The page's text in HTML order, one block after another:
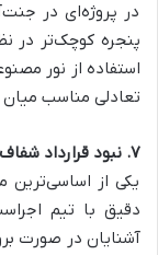
در پروژه‌ای در
پنجره کوچک‌تر در
استفاده از نور
تعادلی مناسب میان
۷. نبود قرارداد شفاف = اختلاف و توقف پروژه
یکی از اساسی‌ترین
آشنایان در صورت